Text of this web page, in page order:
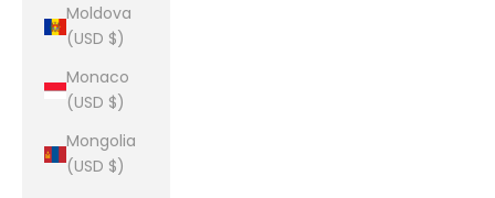
Moldova
(USD $)
Monaco
(USD $)
Mongolia
(USD $)